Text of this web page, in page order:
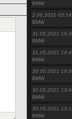
BMW
2.06.2021 05:14
BMW
31.05.2021
BMW
31.05.2021
BMW
30.05.2021
BMW
30.05.2021
BMW
30.05.2021
BMW